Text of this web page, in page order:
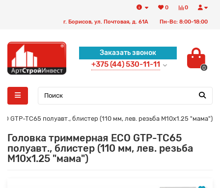
0
0
г. Борисов, ул. Почтовая, д. 61А Пн-Вс: 8:00-18:00
Заказать звонок
+375 (44) 530-11-11 0
GTP-TC65 полуавт., блистер (110 мм, лев. резьба М10х1.25 "мама")
Головка триммерная ECO GTP-TC65
полуавт., блистер (110 мм, лев. резьба
М10х1.25 "мама")